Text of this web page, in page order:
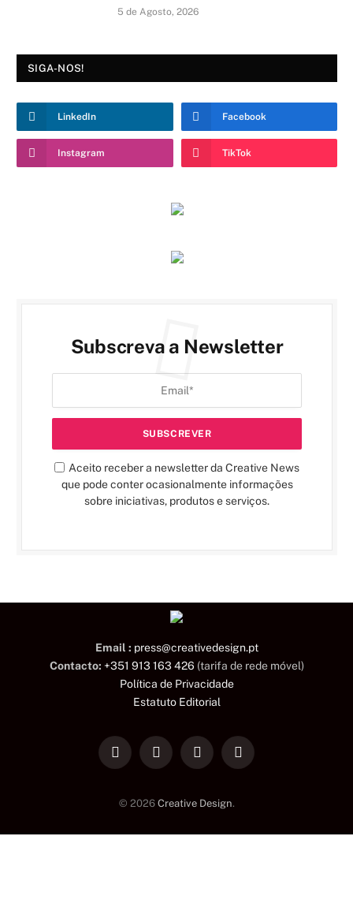
5 de Agosto, 2026
SIGA-NOS!
LinkedIn Facebook
Instagram TikTok
Subscreva a Newsletter
Aceito receber a newsletter da Creative News
que pode conter ocasionalmente informações
sobre iniciativas, produtos e serviços.
Email : press@creativedesign.pt
Contacto: +351 913 163 426 (tarifa de rede móvel)
Política de Privacidade
Estatuto Editorial
LinkedInFacebookInstagramTikTok
© 2026 Creative Design.